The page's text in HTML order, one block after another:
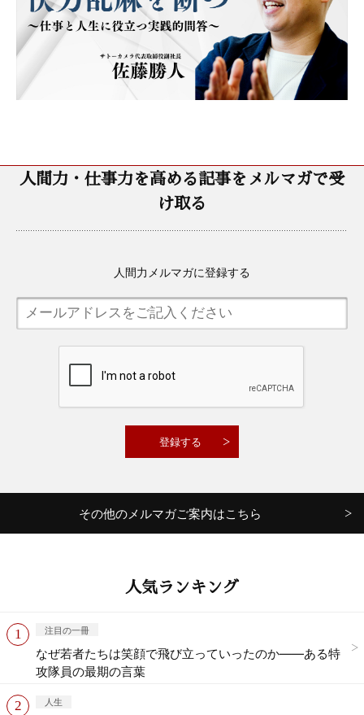
人間力・仕事力を高める記事をメルマガで受
け取る
人間力メルマガに登録する
その他のメルマガご案内はこちら
人気ランキング
注目の一冊
なぜ若者たちは笑顔で飛び立っていったのか——ある特
攻隊員の最期の言葉
人生